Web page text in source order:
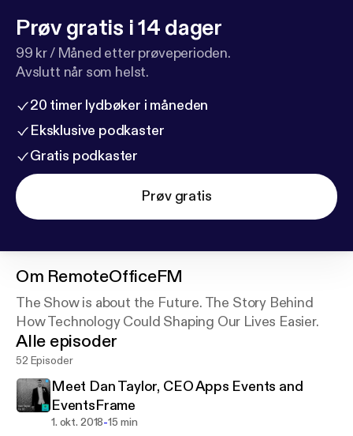
Prøv gratis i 14 dager
99 kr / Måned etter prøveperioden.
Avslutt når som helst.
20 timer lydbøker i måneden
Eksklusive podkaster
Gratis podkaster
Prøv gratis
Om RemoteOfficeFM
The Show is about the Future. The Story Behind
How Technology Could Shaping Our Lives Easier.
Alle episoder
52 Episoder
Meet Dan Taylor, CEO Apps Events and
EventsFrame
1. okt. 2018-15 min